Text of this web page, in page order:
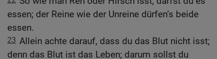
essen; der Reine wie der Unreine dürfen’s beide
essen.
23 Allein achte darauf, dass du das Blut nicht isst;
denn das Blut ist das Leben; darum sollst du